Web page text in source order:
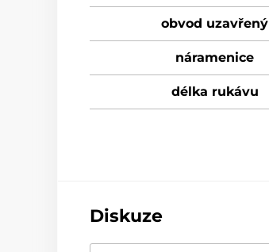
obvod uzavřený
náramenice
délka rukávu
Diskuze